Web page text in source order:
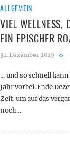
ALLGEMEIN
VIEL WELLNESS,
IN EPISCHER
31. Dezember 2019
... und so schnell
Jahr vorbei. Ende
Zeit, um auf das
noch…